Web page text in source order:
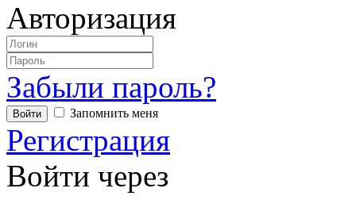
Авторизация
Забыли пароль?
Запомнить меня
Регистрация
Войти через